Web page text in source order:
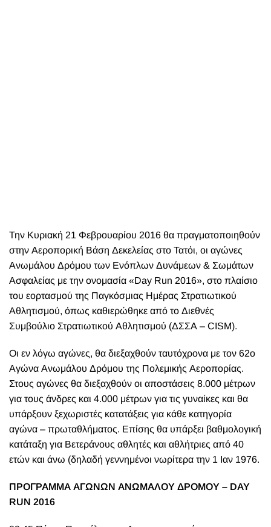
Την Κυριακή 21 Φεβρουαρίου 2016 θα πραγματοποιηθούν
στην Αεροπορική Βάση Δεκελείας στο Τατόι, οι αγώνες
Ανωμάλου Δρόμου των Ενόπλων Δυνάμεων & Σωμάτων
Ασφαλείας με την ονομασία «Day Run 2016», στο πλαίσιο
του εορτασμού της Παγκόσμιας Ημέρας Στρατιωτικού
Αθλητισμού, όπως καθιερώθηκε από το Διεθνές
Συμβούλιο Στρατιωτικού Αθλητισμού (ΔΣΣΑ – CISM).
Οι εν λόγω αγώνες, θα διεξαχθούν ταυτόχρονα με τον 62ο
Αγώνα Ανωμάλου Δρόμου της Πολεμικής Αεροπορίας.
Στους αγώνες θα διεξαχθούν οι αποστάσεις 8.000 μέτρων
για τους άνδρες και 4.000 μέτρων για τις γυναίκες και θα
υπάρξουν ξεχωριστές κατατάξεις για κάθε κατηγορία
αγώνα – πρωταθλήματος. Επίσης θα υπάρξει βαθμολογική
κατάταξη για Βετεράνους αθλητές και αθλήτριες από 40
ετών και άνω (δηλαδή γεννημένοι νωρίτερα την 1 Ιαν 1976.
ΠΡΟΓΡΑΜΜΑ ΑΓΩΝΩΝ ΑΝΩΜΑΛΟΥ ΔΡΟΜΟΥ – DAY
RUN 2016